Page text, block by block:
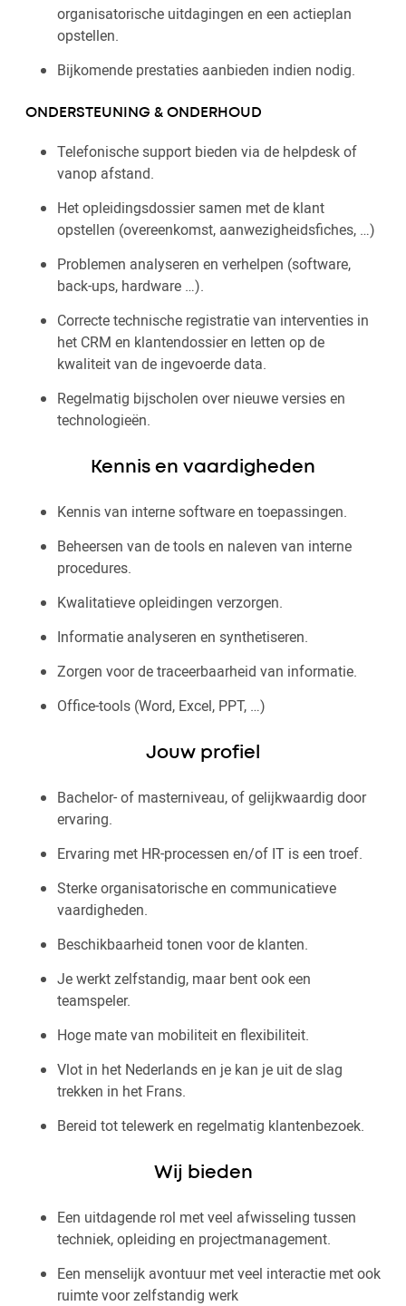
organisatorische uitdagingen en een actieplan
opstellen.
Bijkomende prestaties aanbieden indien nodig.
ONDERSTEUNING & ONDERHOUD
Telefonische support bieden via de helpdesk of
vanop afstand.
Het opleidingsdossier samen met de klant
opstellen (overeenkomst, aanwezigheidsfiches, …)
Problemen analyseren en verhelpen (software,
back-ups, hardware …).
Correcte technische registratie van interventies in
het CRM en klantendossier en letten op de
kwaliteit van de ingevoerde data.
Regelmatig bijscholen over nieuwe versies en
technologieën.
Kennis en vaardigheden
Kennis van interne software en toepassingen.
Beheersen van de tools en naleven van interne
procedures.
Kwalitatieve opleidingen verzorgen.
Informatie analyseren en synthetiseren.
Zorgen voor de traceerbaarheid van informatie.
Office-tools (Word, Excel, PPT, …)
Jouw profiel
Bachelor- of masterniveau, of gelijkwaardig door
ervaring.
Ervaring met HR-processen en/of IT is een troef.
Sterke organisatorische en communicatieve
vaardigheden.
Beschikbaarheid tonen voor de klanten.
Je werkt zelfstandig, maar bent ook een
teamspeler.
Hoge mate van mobiliteit en flexibiliteit.
Vlot in het Nederlands en je kan je uit de slag
trekken in het Frans.
Bereid tot telewerk en regelmatig klantenbezoek.
Wij bieden
Een uitdagende rol met veel afwisseling tussen
techniek, opleiding en projectmanagement.
Een menselijk avontuur met veel interactie met ook
ruimte voor zelfstandig werk